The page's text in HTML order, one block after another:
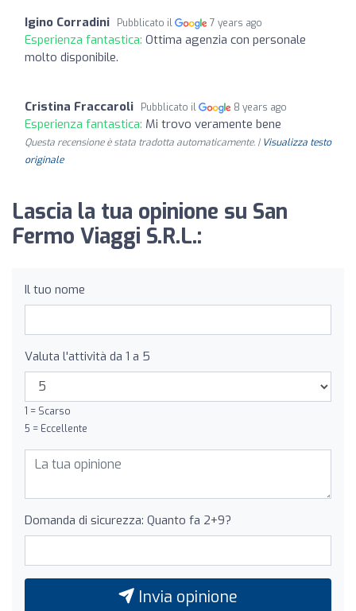
Igino Corradini Pubblicato il 7 years ago
Esperienza fantastica: Ottima agenzia con personale
molto disponibile.
Cristina Fraccaroli Pubblicato il 8 years ago
Esperienza fantastica: Mi trovo veramente bene
Questa recensione è stata tradotta automaticamente. | Visualizza testo
originale
Lascia la tua opinione su San
Fermo Viaggi S.R.L.:
Il tuo nome
Valuta l'attività da 1 a 5
1 = Scarso
5 = Eccellente
Domanda di sicurezza: Quanto fa 2+9?
Invia opinione